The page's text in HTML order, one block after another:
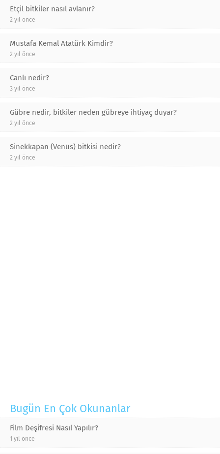
Etçil bitkiler nasıl avlanır?
2 yıl önce
Mustafa Kemal Atatürk Kimdir?
2 yıl önce
Canlı nedir?
3 yıl önce
Gübre nedir, bitkiler neden gübreye ihtiyaç duyar?
2 yıl önce
Sinekkapan (Venüs) bitkisi nedir?
2 yıl önce
Bugün En Çok Okunanlar
Film Deşifresi Nasıl Yapılır?
1 yıl önce